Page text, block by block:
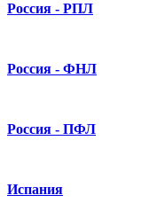
Россия - РПЛ
Россия - ФНЛ
Россия - ПФЛ
Испания